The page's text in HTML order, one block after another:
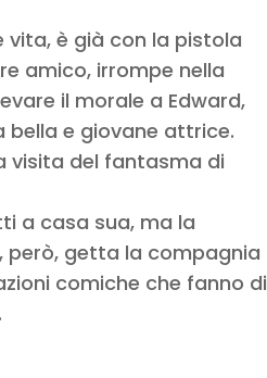
è già con la pistola
amico, irrompe nella
il morale a Edward,
e giovane attrice.
visita del fantasma di
a casa sua, ma la
però, getta la compagnia
comiche che fanno di